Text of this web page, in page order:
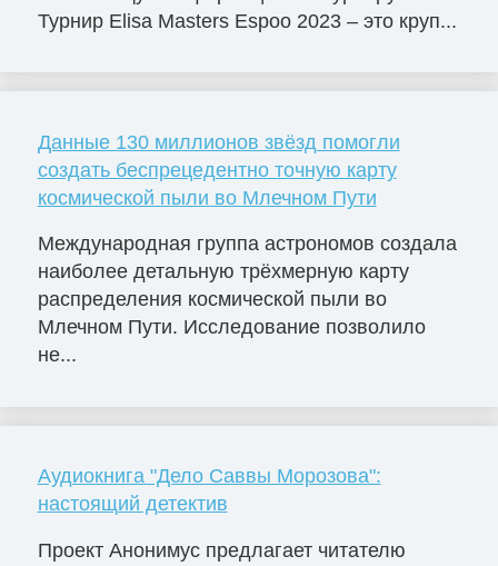
Турнир Elisa Masters Espoo 2023 – это круп...
Данные 130 миллионов звёзд помогли
создать беспрецедентно точную карту
космической пыли во Млечном Пути
Международная группа астрономов создала
наиболее детальную трёхмерную карту
распределения космической пыли во
Млечном Пути. Исследование позволило
не...
Аудиокнига "Дело Саввы Морозова":
настоящий детектив
Проект Анонимус предлагает читателю